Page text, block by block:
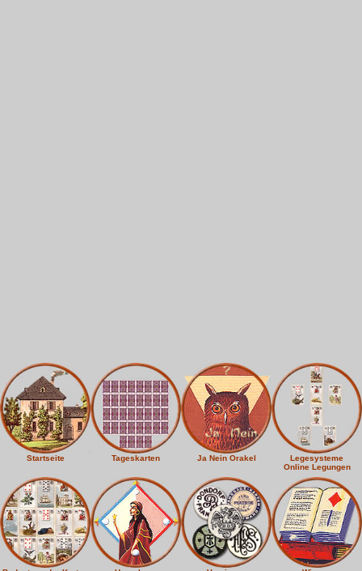
Startseite Tageskarten Ja Nein Orakel
Legesysteme
Online Legungen